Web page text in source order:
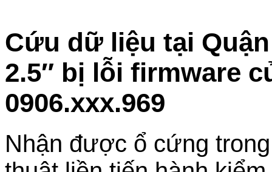
Cứu dữ liệu tại
2.5″ bị lỗi firmware
0906.xxx.969
Nhận được ổ cứng